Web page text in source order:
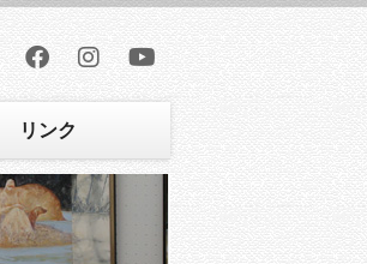
リンク